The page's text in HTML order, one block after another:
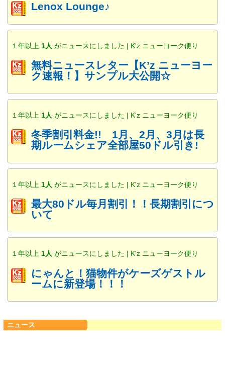
Lenox Lounge♪
１年以上 1人 がニュースにしました | K'z ニューヨーク便り
無料ニュースレター【K’z ニューヨー
ク速報！】サンプル大公開☆
１年以上 1人 がニュースにしました | K'z ニューヨーク便り
冬季割引料金!! 1月、2月、3月は長
期ルームシェア全部屋50ドル引き!
１年以上 1人 がニュースにしました | K'z ニューヨーク便り
最大80ドル毎月割引！！長期割引につ
いて
１年以上 1人 がニュースにしました | K'z ニューヨーク便り
にゃんと！猫物件がケーズゲストル
ームに新登場！！！
ニュース